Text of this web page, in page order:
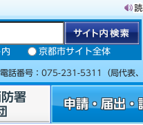
京都市サイト全体
番号： 075-231-5311 （局代表
署
申請・届出・